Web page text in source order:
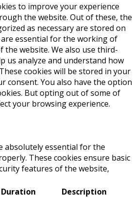
to improve your experience
the website. Out of these, the
as necessary are stored on
essential for the working of
the website. We also use third-
us analyze and understand how
cookies will be stored in your
consent. You also have the option
But opting out of some of
your browsing experience.
absolutely essential for the
These cookies ensure basic
features of the website,
Duration Description